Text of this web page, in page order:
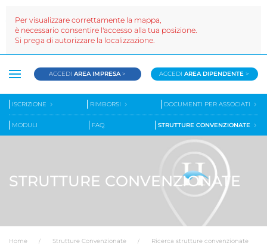
ACCEDIAREA IMPRESA > ACCEDIAREA DIPENDENTE >
ISCRIZIONE RIMBORSI DOCUMENTI PER ASSOCIATI
MODULI FAQ STRUTTURE CONVENZIONATE
STRUTTURE CONVENZIONATE
Home Strutture Convenzionate
Ricerca strutture convenzionate
Per visualizzare correttamente la mappa,
è necessario consentire l'accesso alla tua posizione.
Si prega di autorizzare la localizzazione.